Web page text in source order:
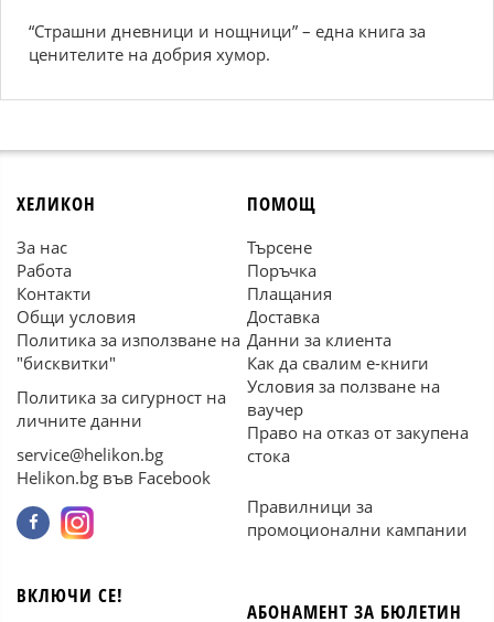
“Страшни дневници и нощници” – една книга за
ценителите на добрия хумор.
ХЕЛИКОН
За нас
Работа
Контакти
Общи условия
Политика за използване на
"бисквитки"
Политика за сигурност на
личните данни
service@helikon.bg
Helikon.bg във Facebook
ПОМОЩ
Търсене
Поръчка
Плащания
Доставка
Данни за клиента
Как да свалим е-книги
Условия за ползване на
ваучер
Право на отказ от закупена
стока
Правилници за
промоционални кампании
ВКЛЮЧИ СЕ!
АБОНАМЕНТ ЗА БЮЛЕТИН